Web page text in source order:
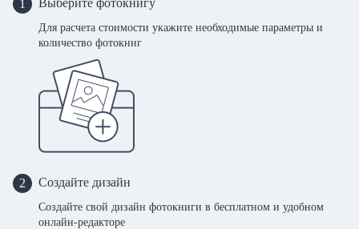
1 Выберите фотокнигу
Для расчета стоимости укажите необходимые параметры и
количество фотокниг
2 Создайте дизайн
Создайте свой дизайн фотокниги в бесплатном и удобном
онлайн-редакторе